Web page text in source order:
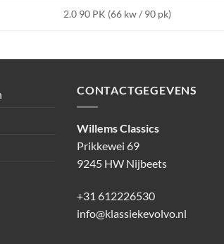
2.0 90 PK (66 kw / 90 pk)
CONTACTGEGEVENS
Willems Classics
Prikkewei 69
9245 HW Nijbeets
+31 612226530
info@klassiekevolvo.nl